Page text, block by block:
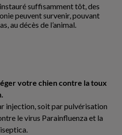
suffisamment tôt, des
peuvent survenir, pouvant
au décès de l’animal.
votre chien contre la toux
injection, soit par pulvérisation
le virus Parainfluenza et la